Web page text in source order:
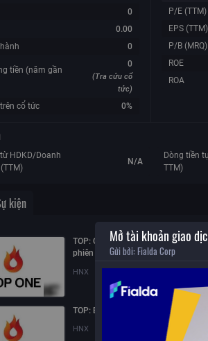
0
0.00
0
tiền (năm gần
0
(Tra cứu cổ
tức)
cổ tức 0%
P/E (TTM)
EPS (TTM)
P/B (MRQ)
ROE
ROA
HDKD/Doanh
N/A
Dòng tiền
TTM)
kiện
TOP: Công ty nhận Giấy triệu tập
phiên tòa với tư cách người có quyền
HNX
TOP: Báo cáo tài chính quý 2/2026
HNX 10:29
Mở tài khoản giao
Gửi bởi: Fialda Corp